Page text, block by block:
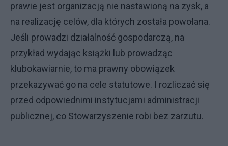
prawie jest organizacją nie nastawioną na zysk, a
na realizację celów, dla których została powołana.
Jeśli prowadzi działalność gospodarczą, na
przykład wydając książki lub prowadząc
klubokawiarnie, to ma prawny obowiązek
przekazywać go na cele statutowe. I rozliczać się
przed odpowiednimi instytucjami administracji
publicznej, co Stowarzyszenie robi bez zarzutu.